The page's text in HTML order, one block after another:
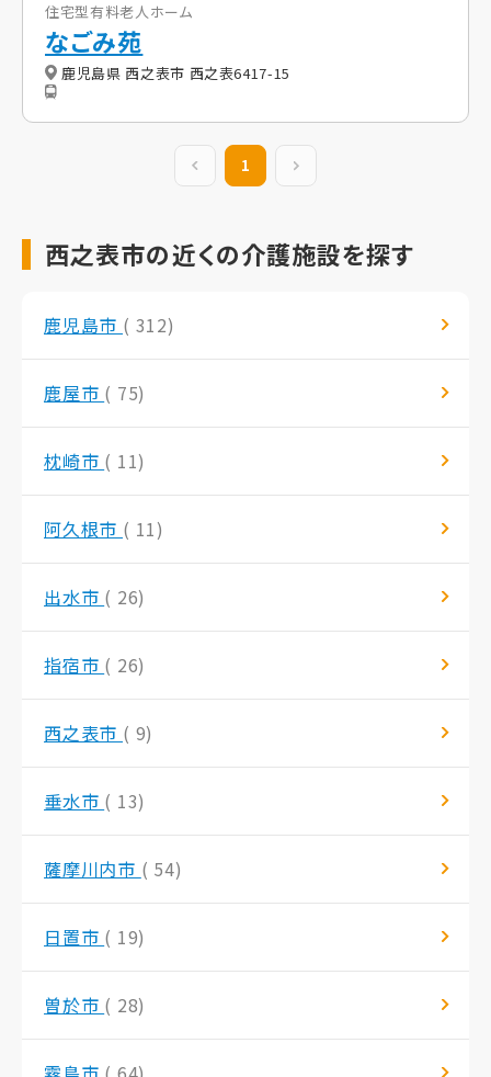
住宅型有料老人ホーム
なごみ苑
鹿児島県 西之表市 西之表6417-15
前の20件
1
西之表市の近くの介護施設を探す
鹿児島市 ( 312)
鹿屋市 ( 75)
枕崎市 ( 11)
阿久根市 ( 11)
出水市 ( 26)
指宿市 ( 26)
西之表市 ( 9)
垂水市 ( 13)
薩摩川内市 ( 54)
日置市 ( 19)
曽於市 ( 28)